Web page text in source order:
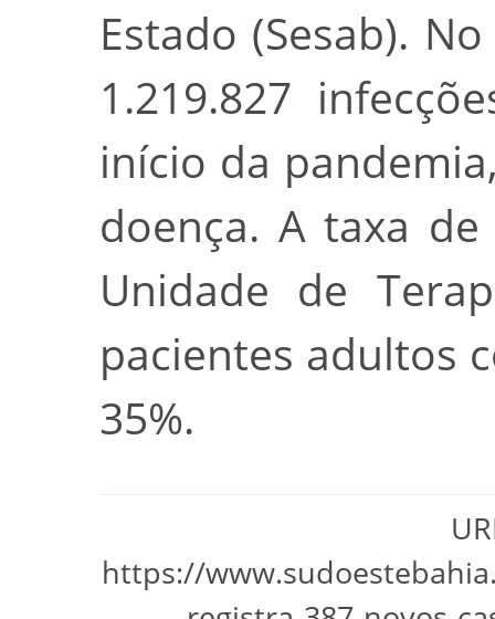
Estado (Sesab).
1.219.827
início da
doença. A taxa
Unidade de
pacientes adultos
35%.
https://